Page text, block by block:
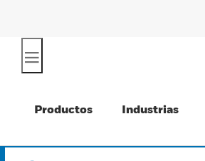
Productos Industrias